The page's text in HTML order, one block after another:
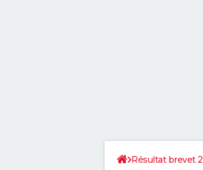
Résultat brevet